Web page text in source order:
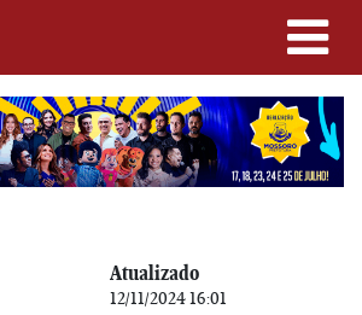
Atualizado
12/11/2024 16:01